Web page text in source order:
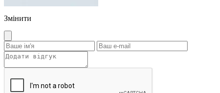
Змінити